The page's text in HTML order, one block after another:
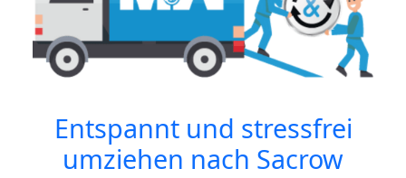
Entspannt und stressfrei
umziehen nach Sacrow